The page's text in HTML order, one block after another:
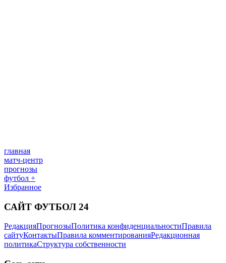
футбол +
Избранное
САЙТ ФУТБОЛ 24
сайтуКонтактыПравила комментирования
Соц. сети